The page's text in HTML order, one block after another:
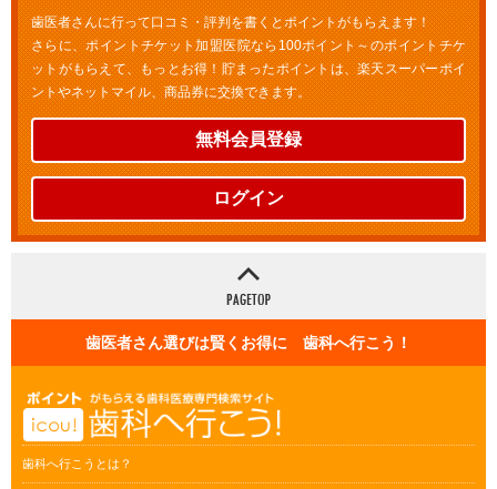
歯医者さんに行って口コミ・評判を書くとポイントがもらえます！
さらに、ポイントチケット加盟医院なら100ポイント～のポイントチケ
ットがもらえて、もっとお得！貯まったポイントは、楽天スーパーポイ
ントやネットマイル、商品券に交換できます。
無料会員登録
ログイン
歯医者さん選びは賢くお得に 歯科へ行こう！
歯科へ行こうとは？